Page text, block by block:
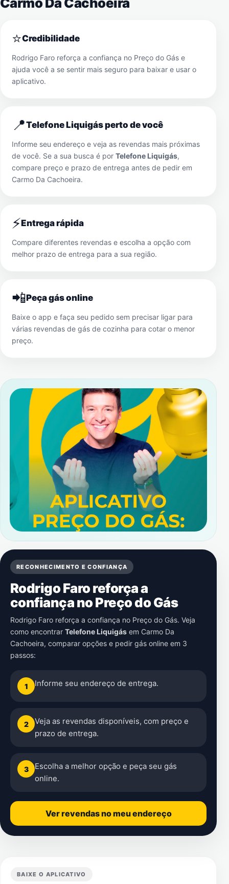
⭐Credibilidade
Rodrigo Faro reforça a confiança no Preço do Gás e
ajuda você a se sentir mais seguro para baixar e usar o
aplicativo.
📍Telefone Liquigás perto de você
Informe seu endereço e veja as revendas mais próximas
de você. Se a sua busca é por Telefone Liquigás,
compare preço e prazo de entrega antes de pedir em
Carmo Da Cachoeira.
⚡Entrega rápida
Compare diferentes revendas e escolha a opção com
melhor prazo de entrega para a sua região.
📲Peça gás online
Baixe o app e faça seu pedido sem precisar ligar para
várias revendas de gás de cozinha para cotar o menor
preço.
RECONHECIMENTO E CONFIANÇA
Rodrigo Faro reforça a
confiança no Preço do Gás
Rodrigo Faro reforça a confiança no Preço do Gás. Veja
como encontrar Telefone Liquigás em Carmo Da
Cachoeira, comparar opções e pedir gás online em 3
passos:
1 Informe seu endereço de entrega.
2
Veja as revendas disponíveis, com preço e
prazo de entrega.
3
Escolha a melhor opção e peça seu gás
online.
Ver revendas no meu endereço
BAIXE O APLICATIVO